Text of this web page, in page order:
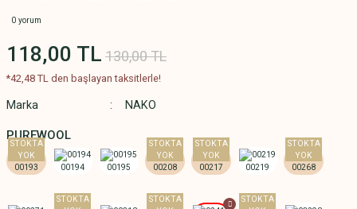
0 yorum
118,00 TL 130,00 TL
*42,48 TL den başlayan taksitlerle!
Marka NAKO
PUREWOOL